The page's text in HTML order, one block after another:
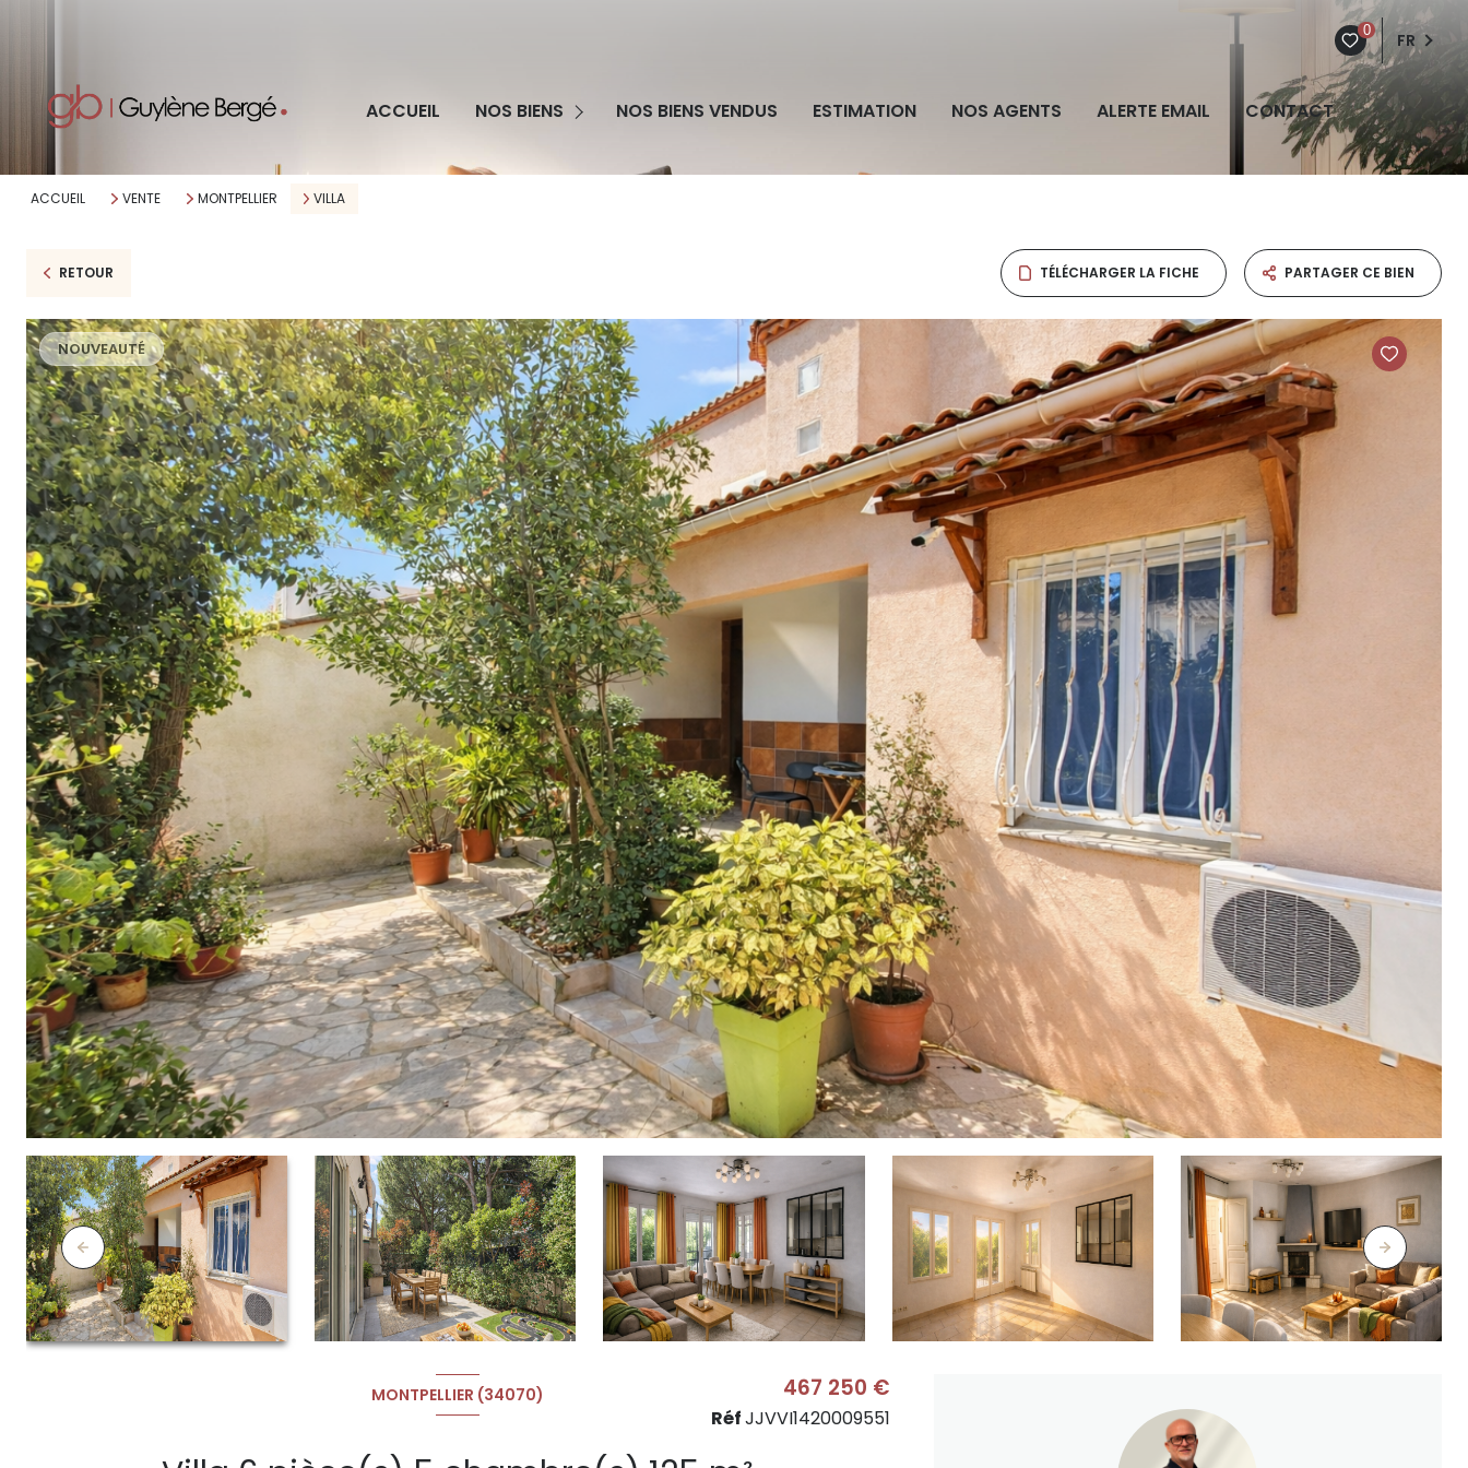
0 FR
ACCUEIL NOS BIENS
Programmes Neufs NOS BIENS VENDUS ESTIMATION NOS AGENTS ALERTE EMAIL CONTACT
ACCUEIL VENTE MONTPELLIER VILLA
RETOUR TÉLÉCHARGER LA FICHE PARTAGER CE BIEN
NOUVEAUTÉ
MONTPELLIER (34070) 467 250 €
RéfJJVVI1420009551